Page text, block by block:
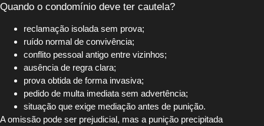
Quando o condomínio deve ter cautela?
reclamação isolada sem prova;
ruído normal de convivência;
conflito pessoal antigo entre vizinhos;
ausência de regra clara;
prova obtida de forma invasiva;
pedido de multa imediata sem advertência;
situação que exige mediação antes de punição.
A omissão pode ser prejudicial, mas a punição precipitada